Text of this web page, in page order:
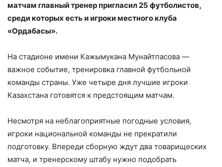
матчам главный тренер пригласил 25 футболистов,
среди которых есть и игроки местного клуба
«Ордабасы».
На стадионе имени Кажымукана Мунайтпасова —
важное событие, тренировка главной футбольной
команды страны. Уже четыре дня лучшие игроки
Казахстана готовятся к предстоящим матчам.
Несмотря на неблагоприятные погодные условия,
игроки национальной команды не прекратили
подготовку. Впереди сборную ждут два товарищеских
матча, и тренерскому штабу нужно подобрать